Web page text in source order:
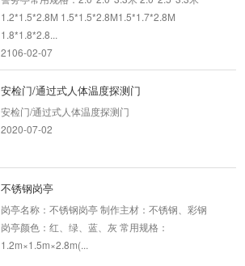
安检门/通过式人体温度探测门
安检门/通过式人体温度探测门
不锈钢岗亭
岗亭名称：不锈钢岗亭 制作主材：不锈钢、彩钢
岗亭颜色：红、绿、蓝、灰 常用规格：